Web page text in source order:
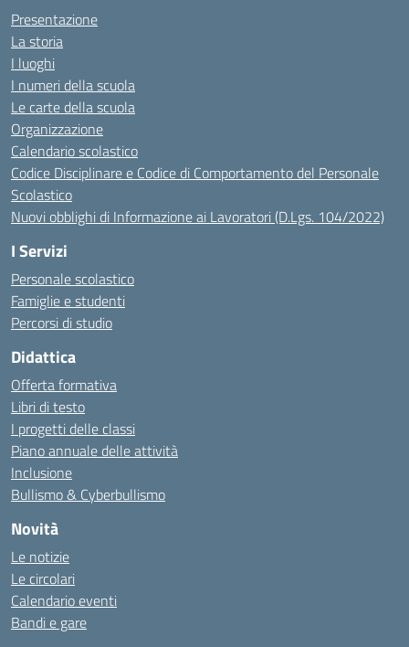
Presentazione
La storia
I luoghi
I numeri della scuola
Le carte della scuola
Organizzazione
Calendario scolastico
Codice Disciplinare e Codice di Comportamento del Personale
Scolastico
Nuovi obblighi di Informazione ai Lavoratori (D.Lgs. 104/2022)
I Servizi
Personale scolastico
Famiglie e studenti
Percorsi di studio
Didattica
Offerta formativa
Libri di testo
I progetti delle classi
Piano annuale delle attività
Inclusione
Bullismo & Cyberbullismo
Novità
Le notizie
Le circolari
Calendario eventi
Bandi e gare